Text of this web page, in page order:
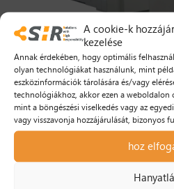
A cookie-k
kezelése
Annak érdekében, hogy optimális
olyan technológiákat használunk, mint
eszközinformációk tárolására és/vagy
technológiákhoz, akkor ezen a weboldalon
mint a böngészési viselkedés vagy az
vagy visszavonja hozzájárulását, bizonyos
hoz
Mozgástartományok X x Y x Z
mm x 1.300-1.600 mm
technikai adatok